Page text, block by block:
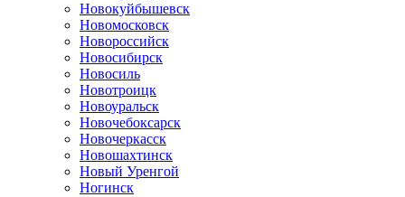
Новокуйбышевск
Новомосковск
Новороссийск
Новосибирск
Новосиль
Новотроицк
Новоуральск
Новочебоксарск
Новочеркасск
Новошахтинск
Новый Уренгой
Ногинск